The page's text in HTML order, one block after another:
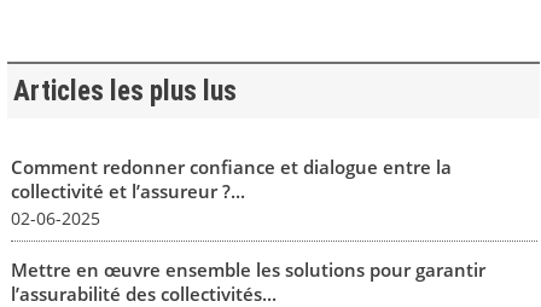
Articles les plus lus
Comment redonner confiance et dialogue entre la
collectivité et l’assureur ?...
02-06-2025
Mettre en œuvre ensemble les solutions pour garantir
l’assurabilité des collectivités...